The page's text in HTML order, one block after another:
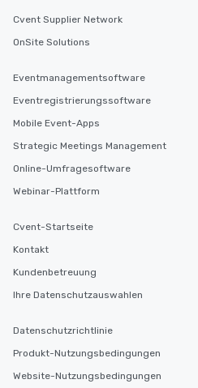
Cvent Supplier Network
OnSite Solutions
Eventmanagementsoftware
Eventregistrierungssoftware
Mobile Event-Apps
Strategic Meetings Management
Online-Umfragesoftware
Webinar-Plattform
Cvent-Startseite
Kontakt
Kundenbetreuung
Ihre Datenschutzauswahlen
Datenschutzrichtlinie
Produkt-Nutzungsbedingungen
Website-Nutzungsbedingungen